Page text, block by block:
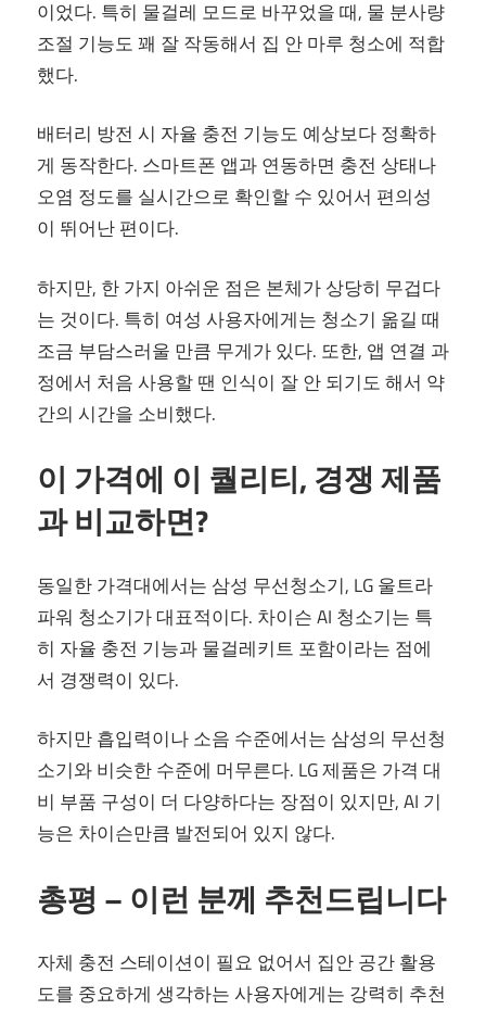
이었다. 특히 물걸레 모드로 바꾸었을 때, 물 분사량
조절 기능도 꽤 잘 작동해서 집 안 마루 청소에 적합
했다.
배터리 방전 시 자율 충전 기능도 예상보다 정확하
게 동작한다. 스마트폰 앱과 연동하면 충전 상태나
오염 정도를 실시간으로 확인할 수 있어서 편의성
이 뛰어난 편이다.
하지만, 한 가지 아쉬운 점은 본체가 상당히 무겁다
는 것이다. 특히 여성 사용자에게는 청소기 옮길 때
조금 부담스러울 만큼 무게가 있다. 또한, 앱 연결 과
정에서 처음 사용할 땐 인식이 잘 안 되기도 해서 약
간의 시간을 소비했다.
이 가격에 이 퀄리티, 경쟁 제품
과 비교하면?
동일한 가격대에서는 삼성 무선청소기, LG 울트라
파워 청소기가 대표적이다. 차이슨 AI 청소기는 특
히 자율 충전 기능과 물걸레키트 포함이라는 점에
서 경쟁력이 있다.
하지만 흡입력이나 소음 수준에서는 삼성의 무선청
소기와 비슷한 수준에 머무른다. LG 제품은 가격 대
비 부품 구성이 더 다양하다는 장점이 있지만, AI 기
능은 차이슨만큼 발전되어 있지 않다.
총평 – 이런 분께 추천드립니다
자체 충전 스테이션이 필요 없어서 집안 공간 활용
도를 중요하게 생각하는 사용자에게는 강력히 추천